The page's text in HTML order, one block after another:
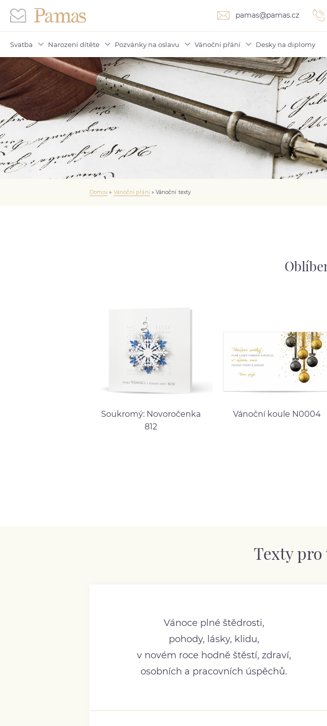
pamas@pamas.cz
Svatba Narození dítěte Pozvánky na oslavu Vánoční přání Desky na diplomy
Domov» Vánoční přání» Vánoční texty
Soukromý: Novoročenka
812
Vánoční koule N0004
Texty
Vánoce plné štědrosti,
pohody, lásky, klidu,
v novém roce hodně štěstí, zdraví,
osobních a pracovních úspěchů.